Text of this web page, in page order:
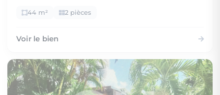
44 m² 2 pièces
Voir le bien